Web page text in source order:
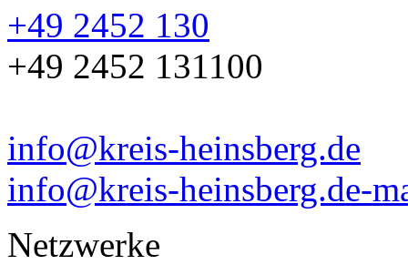
+49 2452 130
+49 2452 131100
info@kreis-heinsberg.de
info@kreis-heinsberg.de-
Netzwerke